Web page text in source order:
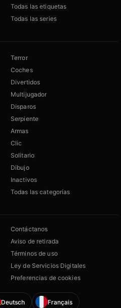
Todas las etiquetas
Todas las series
Terror
Coches
Divertidos
Multijugador
Disparos
Serpiente
Armas
Clic
Solitario
Dibujo
Inactivos
Todas las categorías
Contáctanos
Aviso de retirada
Términos de uso
Ley de Servicios Digitales
Preferencias de cookies
Deutsch Français